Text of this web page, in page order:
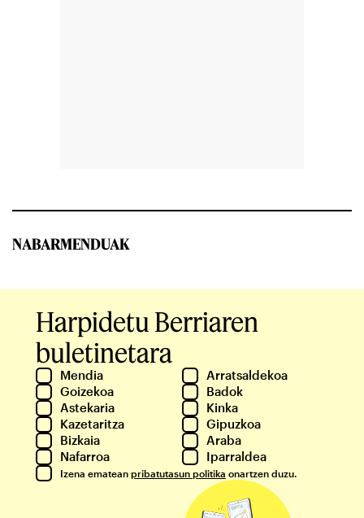
NABARMENDUAK
Harpidetu Berriaren
buletinetara
Mendia
Arratsaldekoa
Goizekoa
Badok
Astekaria
Kinka
Kazetaritza
Gipuzkoa
Bizkaia
Araba
Nafarroa
Iparraldea
Izena ematean pribatutasun politika onartzen duzu.